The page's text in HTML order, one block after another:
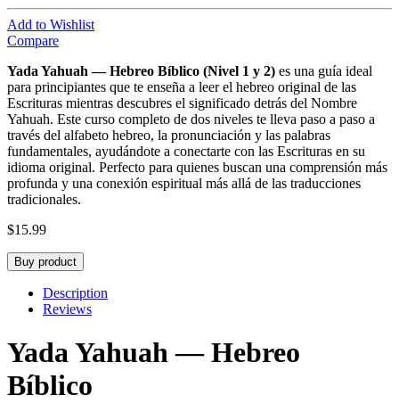
Add to Wishlist
Compare
Yada Yahuah — Hebreo Bíblico (Nivel 1 y 2) es una guía ideal
para principiantes que te enseña a leer el hebreo original de las
Escrituras mientras descubres el significado detrás del Nombre
Yahuah. Este curso completo de dos niveles te lleva paso a paso a
través del alfabeto hebreo, la pronunciación y las palabras
fundamentales, ayudándote a conectarte con las Escrituras en su
idioma original. Perfecto para quienes buscan una comprensión más
profunda y una conexión espiritual más allá de las traducciones
tradicionales.
$15.99
Buy product
Description
Reviews
Yada Yahuah — Hebreo
Bíblico